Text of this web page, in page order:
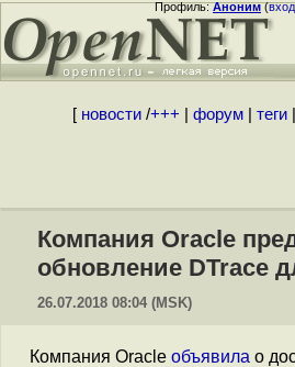
Профиль:Аноним(вход
[ новости/+++ форум| теги|
Компания Oracle
обновление DTrace
26.07.2018 08:04 (MSK)
Компания Oracle объявила о